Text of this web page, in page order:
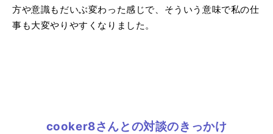
方や意識もだいぶ変わった感じで、そういう意味で私の仕
事も大変やりやすくなりました。
cooker8さんとの対談のきっかけ